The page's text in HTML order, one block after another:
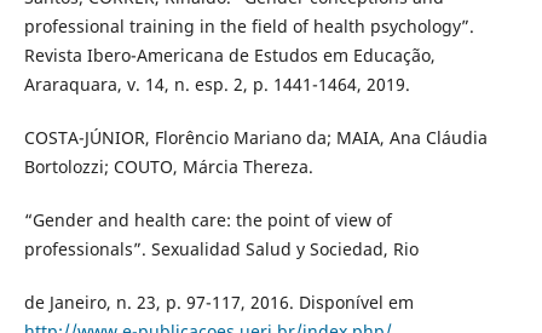
professional training in the field of health psychology”.
Revista Ibero-Americana de Estudos em Educação,
Araraquara, v. 14, n. esp. 2, p. 1441-1464, 2019.
COSTA-JÚNIOR, Florêncio Mariano da; MAIA, Ana Cláudia
Bortolozzi; COUTO, Márcia Thereza.
“Gender and health care: the point of view of
professionals”. Sexualidad Salud y Sociedad, Rio
de Janeiro, n. 23, p. 97-117, 2016. Disponível em